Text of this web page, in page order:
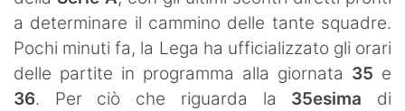
SHOP LAZIO
Contatti
a determinare il cammino delle tante squadre.
Pochi minuti fa, la Lega ha ufficializzato gli orari
delle partite in programma alla giornata 35 e
36. Per ciò che riguarda la 35esima di